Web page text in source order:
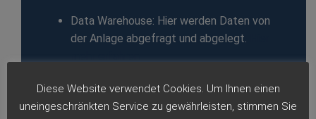
Data Warehouse: Hier werden Daten von
der Anlage abgefragt und abgelegt.
Hier mehr erfahren
Diese Website verwendet Cookies. Um Ihnen einen
uneingeschränkten Service zu gewährleisten, stimmen Sie